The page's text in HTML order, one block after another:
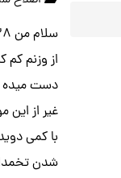
از وزنم
دست میده
غیر از
شدن